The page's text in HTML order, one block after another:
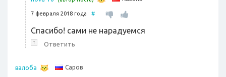
7 февраля 2018 года #
Спасибо! сами не нарадуемся
↑ Ответить
валоба Саров